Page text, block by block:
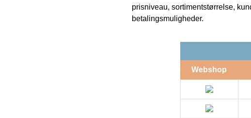
prisniveau, sortimentstørrelse,
betalingsmuligheder.
Webshop